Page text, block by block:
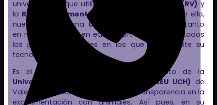
universidades que utilizan la
Realidad Virtual (RV) y
la Realidad Aumentada (RA)
en sus aulas. Por ello,
nuestra plataforma Clon Digital
, que trabaja tanto
en negocio como en educación, colabora en todos
los proyectos posibles en los que se necesite su
tecnología.
Es el caso de
, un proyecto de la
Universidad CEU Cardenal Herrera (CEU UCH) de
Valencia, dedicado a promover la transparencia en la
experimentación con animales. Así pues, en su